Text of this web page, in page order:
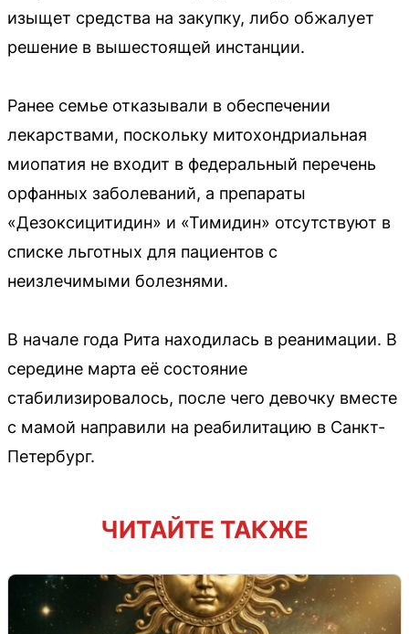
изыщет средства на закупку, либо обжалует
решение в вышестоящей инстанции.
Ранее семье отказывали в обеспечении
лекарствами, поскольку митохондриальная
миопатия не входит в федеральный перечень
орфанных заболеваний, а препараты
«Дезоксицитидин» и «Тимидин» отсутствуют в
списке льготных для пациентов с
неизлечимыми болезнями.
В начале года Рита находилась в реанимации. В
середине марта её состояние
стабилизировалось, после чего девочку вместе
с мамой направили на реабилитацию в Санкт-
Петербург.
ЧИТАЙТЕ ТАКЖЕ